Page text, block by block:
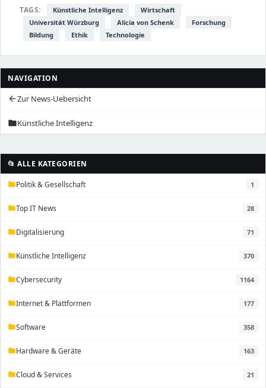
NAVIGATION
arrow_backZur News-Uebersicht
folderKünstliche Intelligenz
📂 ALLE KATEGORIEN
folderPolitik & Gesellschaft 1
folderTop IT News 28
folderDigitalisierung 71
folderKünstliche Intelligenz 370
folderCybersecurity 1164
folderInternet & Plattformen 177
folderSoftware 358
folderHardware & Geräte 163
folderCloud & Services 21
TAGS: Künstliche Intelligenz
Wirtschaft
Universität Würzburg
Alicia von Schenk
Forschung
Bildung
Ethik Technologie